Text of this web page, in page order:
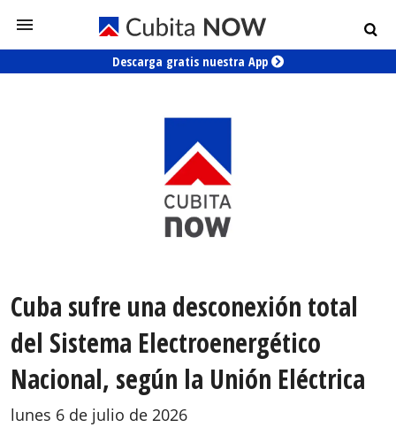
Descarga gratis nuestra App
Cuba sufre una desconexión total
del Sistema Electroenergético
Nacional, según la Unión Eléctrica
lunes 6 de julio de 2026